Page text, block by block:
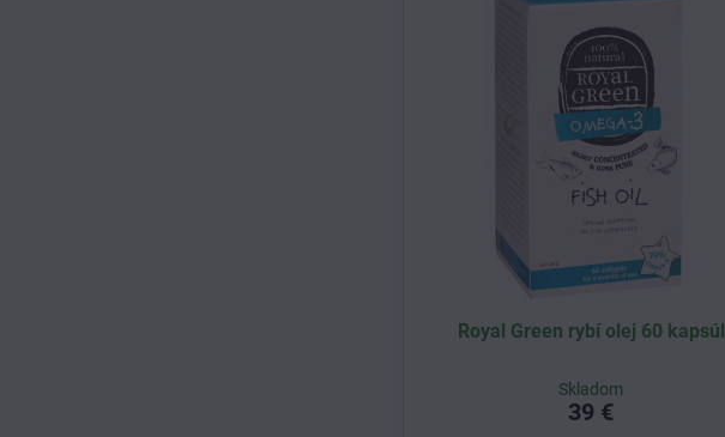
Royal Green rybí olej 60 kapsúl
Skladom
39 €